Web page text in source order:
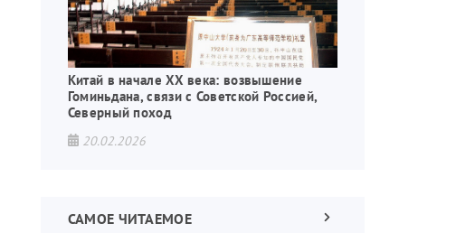
Китай в начале XX века: возвышение
Гоминьдана, связи с Советской Россией,
Северный поход
20.02.2026
САМОЕ ЧИТАЕМОЕ
Следующая